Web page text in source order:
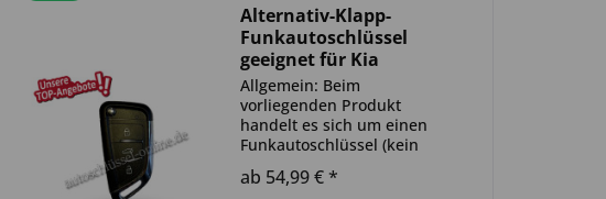
Alternativ-Klapp-
Funkautoschlüssel
geeignet für Kia
Allgemein: Beim
vorliegenden Produkt
handelt es sich um einen
Funkautoschlüssel (kein
Wegfahrsperre
ab 54,99 € *